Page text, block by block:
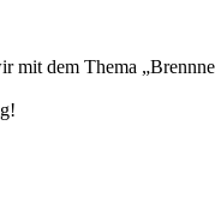
dem Thema